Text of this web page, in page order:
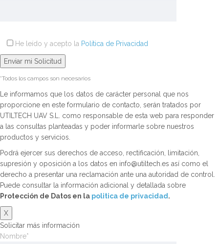
He leído y acepto la Política de Privacidad
*Todos los campos son necesarios
Le informamos que los datos de carácter personal que nos
proporcione en este formulario de contacto, serán tratados por
UTILTECH UAV S.L. como responsable de esta web para responder
a las consultas planteadas y poder informarle sobre nuestros
productos y servicios.
Podrá ejercer sus derechos de acceso, rectificación, limitación,
supresión y oposición a los datos en info@utiltech.es así como el
derecho a presentar una reclamación ante una autoridad de control.
Puede consultar la información adicional y detallada sobre
Protección de Datos en la politica de privacidad .
X
Solicitar más información
Nombre*